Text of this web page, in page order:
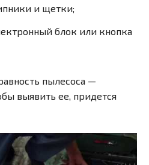
и щетки;
блок или кнопка
пылесоса —
выявить ее, придется